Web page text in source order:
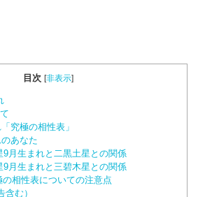
目次 [非表示]
究極の相性表」
あなた
9月生まれと二黒土星との関係
9月生まれと三碧木星との関係
の相性表についての注意点
含む）